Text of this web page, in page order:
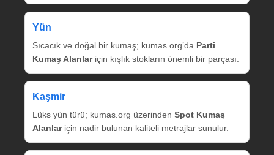
Yün
Sıcacık ve doğal bir kumaş; kumas.org’da Parti
Kumaş Alanlariçin kışlık stokların önemli bir parçası.
Kaşmir
Lüks yün türü; kumas.org üzerinden Spot Kumaş
Alanlariçin nadir bulunan kaliteli metrajlar sunulur.